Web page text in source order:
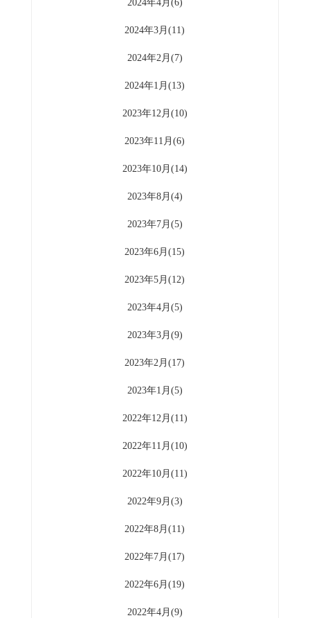
2024年4月(6)
2024年3月(11)
2024年2月(7)
2024年1月(13)
2023年12月(10)
2023年11月(6)
2023年10月(14)
2023年8月(4)
2023年7月(5)
2023年6月(15)
2023年5月(12)
2023年4月(5)
2023年3月(9)
2023年2月(17)
2023年1月(5)
2022年12月(11)
2022年11月(10)
2022年10月(11)
2022年9月(3)
2022年8月(11)
2022年7月(17)
2022年6月(19)
2022年4月(9)